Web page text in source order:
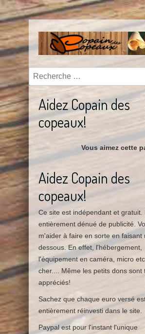
Valider
Aidez Copain des
copeaux!
Vous aimez cette
Aidez Copain des
copeaux!
Ce site est indépendant et gratuit.
entièrement dénué de publicité.
m'aider à faire en sorte en faisant
dessous. En effet, l'hébergement,
l'équipement en caméra, micro
cher.... Même les petits dons sont
appréciés!
Sachez que chaque euro versé
entièrement réinvesti dans le site.
Paypal est pour l'instant l'unique